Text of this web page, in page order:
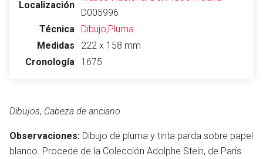
Localización
D005996
Técnica
Dibujo,Pluma
Medidas
222 x 158 mm
Cronología
1675
Dibujos, Cabeza de anciano
Observaciones: Dibujo de pluma y tinta parda sobre papel
blanco. Procede de la Colección Adolphe Stein, de París